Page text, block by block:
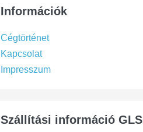
Információk
Cégtörténet
Kapcsolat
Impresszum
Szállítási információ GLS